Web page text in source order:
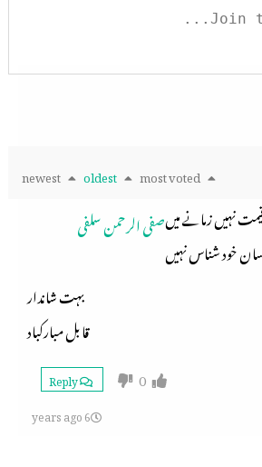
newest oldest most voted
صفی الرحمن سلفینہیں زمانے میں
خود شناس نہیں
بہت شاندار
قابل مبارکباد
0
Reply
6 years ago